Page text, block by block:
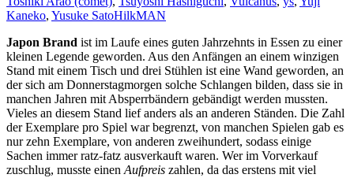
Kaneko, Yusuke SatoHilkMAN
Japon Brand ist im Laufe eines guten Jahrzehnts in Essen zu einer
kleinen Legende geworden. Aus den Anfängen an einem winzigen
Stand mit einem Tisch und drei Stühlen ist eine Wand geworden, an
der sich am Donnerstagmorgen solche Schlangen bilden, dass sie in
manchen Jahren mit Absperrbändern gebändigt werden mussten.
Vieles an diesem Stand lief anders als an anderen Ständen. Die Zahl
der Exemplare pro Spiel war begrenzt, von manchen Spielen gab es
nur zehn Exemplare, von anderen zweihundert, sodass einige
Sachen immer ratz-fatz ausverkauft waren. Wer im Vorverkauf
zuschlug, musste einen Aufpreis zahlen, da das erstens mit viel